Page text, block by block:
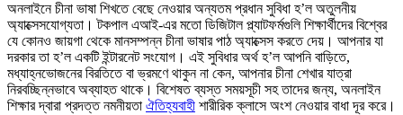
অনলাইনে চীনা ভাষা শিখতে বেছে নেওয়ার অন্যতম প্রধান সুবিধা হ’ল অতুলনীয়
অ্যাক্সেসযোগ্যতা। টকপাল এআই-এর মতো ডিজিটাল প্ল্যাটফর্মগুলি শিক্ষার্থীদের বিশ্বের
যে কোনও জায়গা থেকে মানসম্পন্ন চীনা ভাষার পাঠ অ্যাক্সেস করতে দেয়। আপনার যা
দরকার তা হ’ল একটি ইন্টারনেট সংযোগ। এই সুবিধার অর্থ হ’ল আপনি বাড়িতে,
মধ্যাহ্নভোজনের বিরতিতে বা ভ্রমণে থাকুন না কেন, আপনার চীনা শেখার যাত্রা
নিরবচ্ছিন্নভাবে অব্যাহত থাকে। বিশেষত ব্যস্ত সময়সূচী সহ তাদের জন্য, অনলাইন
শিক্ষার দ্বারা প্রদত্ত নমনীয়তা ঐতিহ্যবাহী শারীরিক ক্লাসে অংশ নেওয়ার বাধা দূর করে।